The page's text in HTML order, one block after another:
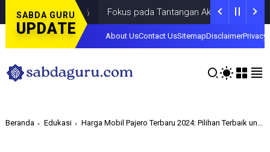
SABDA GURU
UPDATE
Fokus pada Tantangan Akun Tiruan di Dunia
About UsContact UsSitemapDisclaimerPrivacy
Beranda Edukasi Harga Mobil Pajero Terbaru 2024: Pilihan Terbaik untuk Kebutuhan Berkendara Anda